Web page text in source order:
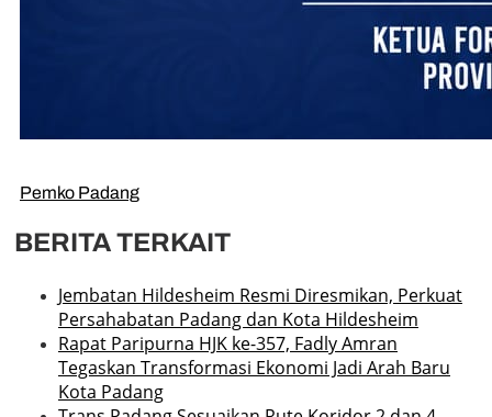
Pemko Padang
BERITA TERKAIT
Jembatan Hildesheim Resmi Diresmikan, Perkuat
Persahabatan Padang dan Kota Hildesheim
Rapat Paripurna HJK ke-357, Fadly Amran
Tegaskan Transformasi Ekonomi Jadi Arah Baru
Kota Padang